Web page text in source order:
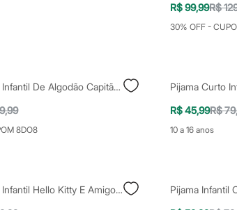
R$ 99,99R$
30% OFF -
Pijama Longo Infantil De Algodão Capitão América Azul
8DO8
R$ 45,99R$
10 a 16 anos
Pijama Longo Infantil Hello Kitty E Amigos Off White
Pijama Infantil